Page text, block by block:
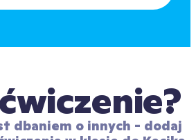
dbaniem o innych - dodaj